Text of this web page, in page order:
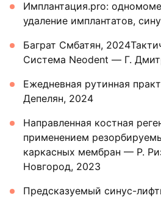
Имплантация.pro:
удаление имплантатов,
Баграт Смбатян,
Система Neodent — Г.
Ежедневная рутинная
Депелян, 2024
Направленная костная
применением
каркасных мембран — Р.
Новгород, 2023
Предсказуемый синус-